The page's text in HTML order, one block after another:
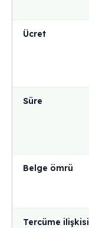
Ücret
Süre
Belge ömrü
Tercüme ilişkisi